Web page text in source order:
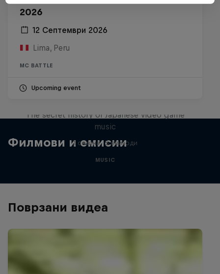
2026
12 Септември 2026
Lima, Peru
MC BATTLE
Upcoming event
Филмови и емисии
The secret history of Japanese video game
music
1 сезона · 5 епизоди
MUSIC
Поврзани видеа